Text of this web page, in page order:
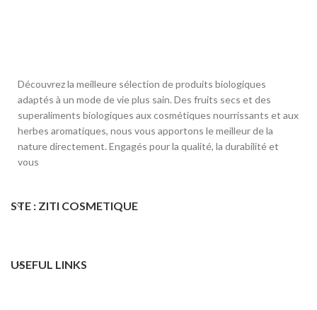
Découvrez la meilleure sélection de produits biologiques
adaptés à un mode de vie plus sain. Des fruits secs et des
superaliments biologiques aux cosmétiques nourrissants et aux
herbes aromatiques, nous vous apportons le meilleur de la
nature directement. Engagés pour la qualité, la durabilité et
vous
STE : ZITI COSMETIQUE
USEFUL LINKS